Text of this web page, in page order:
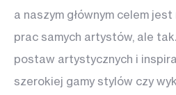
a naszym głównym celem
prac samych artystów, ale
postaw artystycznych i
szerokiej gamy stylów czy